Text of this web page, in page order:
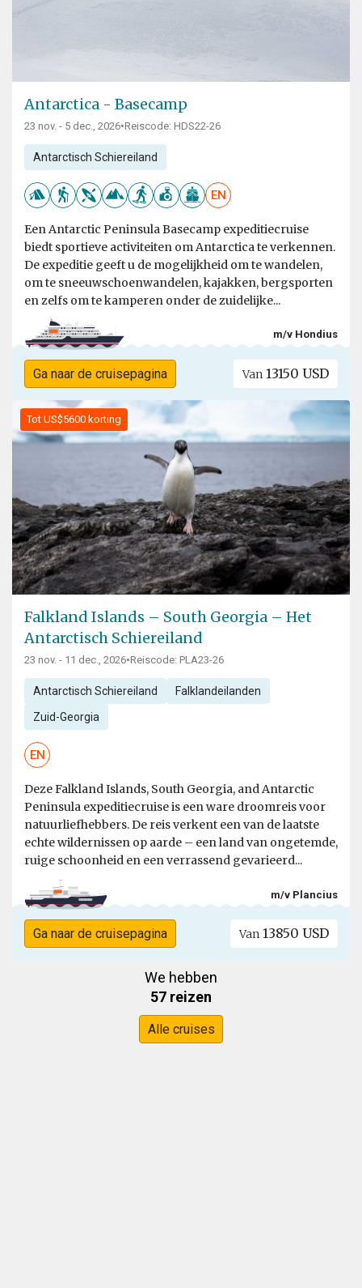
Antarctica - Basecamp
23 nov. - 5 dec., 2026•Reiscode: HDS22-26
Antarctisch Schiereiland
EN
Een Antarctic Peninsula Basecamp expeditiecruise
biedt sportieve activiteiten om Antarctica te verkennen.
De expeditie geeft u de mogelijkheid om te wandelen,
om te sneeuwschoenwandelen, kajakken, bergsporten
en zelfs om te kamperen onder de zuidelijke...
m/v Hondius
Ga naar de cruisepagina Van 13150 USD
Tot US$5600 korting
Falkland Islands – South Georgia – Het
Antarctisch Schiereiland
23 nov. - 11 dec., 2026•Reiscode: PLA23-26
Antarctisch Schiereiland Falklandeilanden
Zuid-Georgia
EN
Deze Falkland Islands, South Georgia, and Antarctic
Peninsula expeditiecruise is een ware droomreis voor
natuurliefhebbers. De reis verkent een van de laatste
echte wildernissen op aarde – een land van ongetemde,
ruige schoonheid en een verrassend gevarieerd...
m/v Plancius
Ga naar de cruisepagina Van 13850 USD
We hebben
57 reizen
Alle cruises